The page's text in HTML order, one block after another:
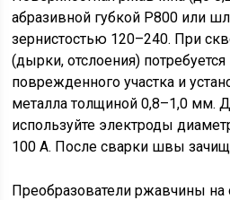
абразивной губкой P800 или
зернистостью 120–240. При
(дырки, отслоения)
поврежденного участка и
металла толщиной 0,8–1,0 мм.
используйте электроды
100 А. После сварки швы
Преобразователи ржавчины